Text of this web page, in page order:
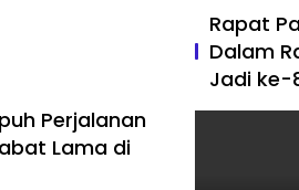
Perjalanan
Lama di
Rapat
Dalam
Jadi ke-